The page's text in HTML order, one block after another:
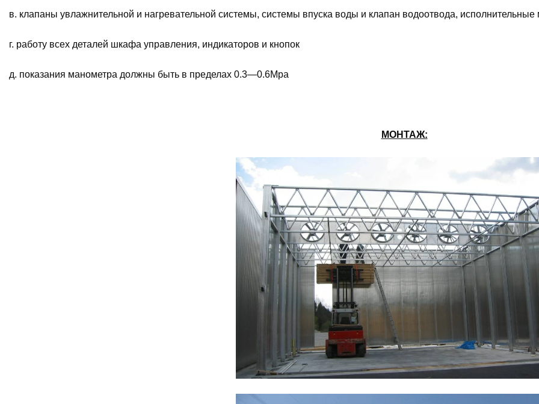
в. клапаны увлажнительной и нагревательной системы, системы впуска воды и клапан водоотвода, исполнительные
г. работу всех деталей шкафа управления, индикаторов и кнопок
д. показания манометра должны быть в пределах 0.3—0.6Мра
МОНТАЖ: